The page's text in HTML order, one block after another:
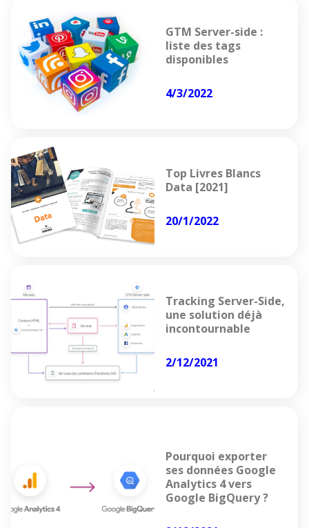
GTM Server-side :
liste des tags
disponibles
4/3/2022
Top Livres Blancs
Data [2021]
20/1/2022
Tracking Server-Side,
une solution déjà
incontournable
2/12/2021
Pourquoi exporter
ses données Google
Analytics 4 vers
Google BigQuery ?